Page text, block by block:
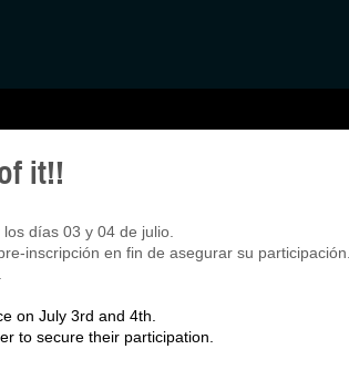
it!!
días 03 y 04 de julio.
inscripción en fin de asegurar su participación.
on July 3rd and 4th.
to secure their participation.